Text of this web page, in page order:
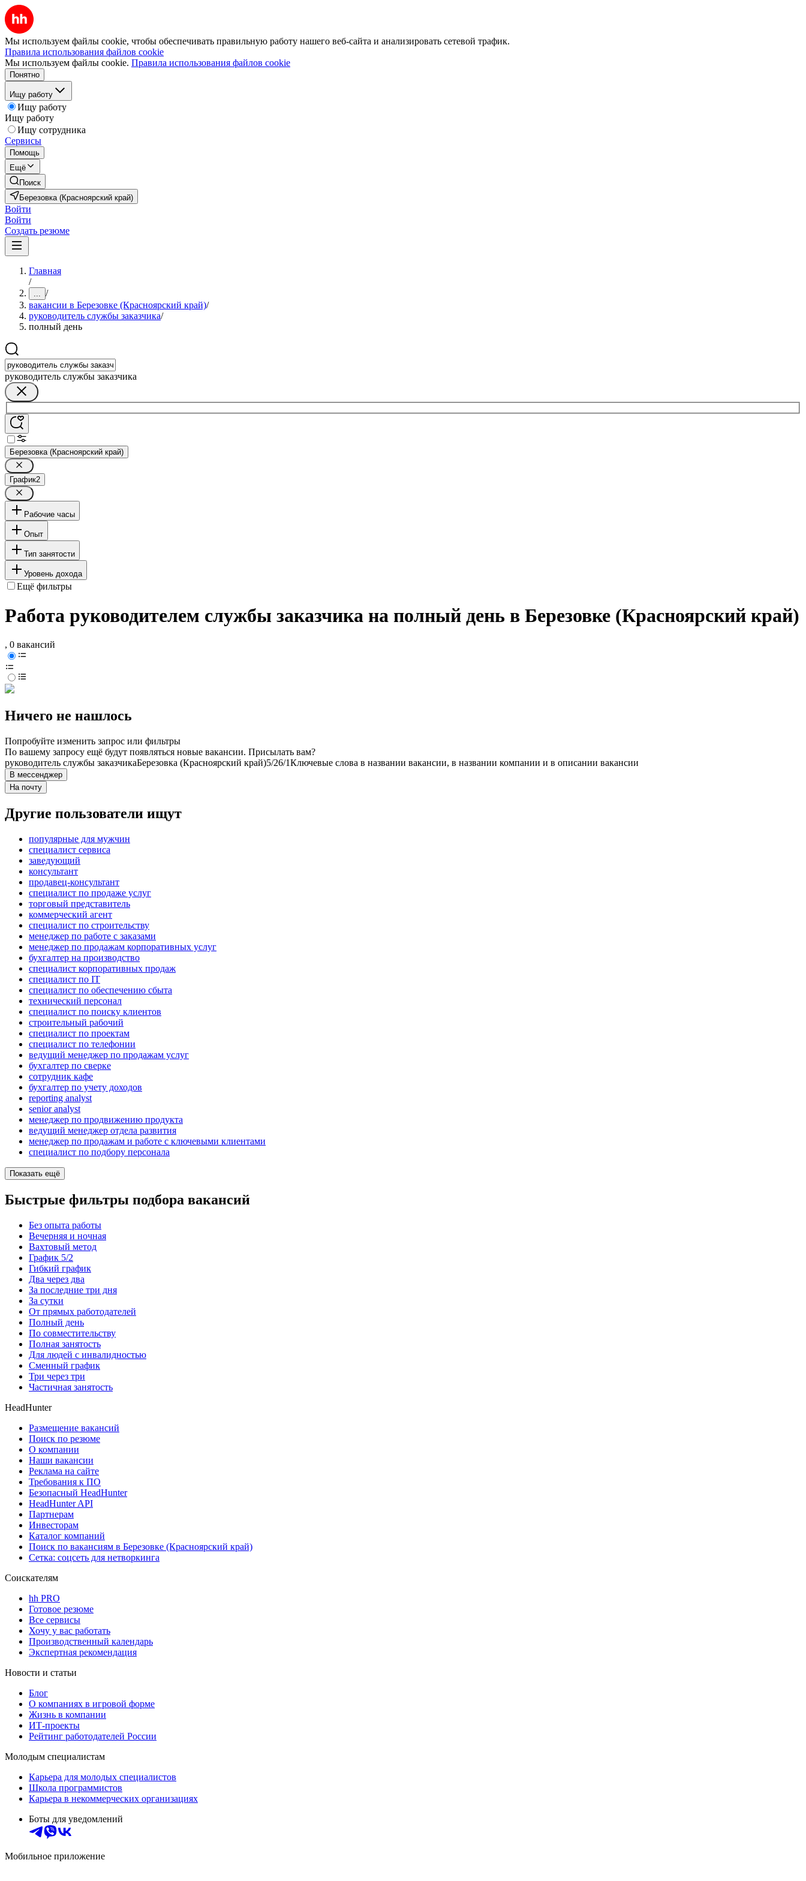
Мы используем файлы cookie, чтобы обеспечивать правильную работу нашего веб-сайта и анализировать сетевой трафик.
Правила использования файлов cookie
Мы используем файлы cookie. Правила использования файлов cookie
Понятно
Ищу работу
Ищу работу
Ищу работу
Ищу сотрудника
Сервисы
Помощь
Ещё
Поиск
Березовка (Красноярский край)
Войти
Войти
Создать резюме
Главная
/
... /
вакансии в Березовке (Красноярский край)/
руководитель службы заказчика/
полный день
руководитель службы заказчика
Березовка (Красноярский край)
График2
Рабочие часы
Опыт
Тип занятости
Уровень дохода
Ещё фильтры
Работа руководителем службы заказчика на полный день в Березовке (Красноярский край)
, 0 вакансий
Ничего не нашлось
Попробуйте изменить запрос или фильтры
По вашему запросу ещё будут появляться новые вакансии. Присылать вам?
руководитель службы заказчикаБерезовка (Красноярский край)5/26/1Ключевые слова в названии вакансии, в названии компании и в описании вакансии
В мессенджер
На почту
Другие пользователи ищут
популярные для мужчин
специалист сервиса
заведующий
консультант
продавец-консультант
специалист по продаже услуг
торговый представитель
коммерческий агент
специалист по строительству
менеджер по работе с заказами
менеджер по продажам корпоративных услуг
бухгалтер на производство
специалист корпоративных продаж
специалист по IT
специалист по обеспечению сбыта
технический персонал
специалист по поиску клиентов
строительный рабочий
специалист по проектам
специалист по телефонии
ведущий менеджер по продажам услуг
бухгалтер по сверке
сотрудник кафе
бухгалтер по учету доходов
reporting analyst
senior analyst
менеджер по продвижению продукта
ведущий менеджер отдела развития
менеджер по продажам и работе с ключевыми клиентами
специалист по подбору персонала
Показать ещё
Быстрые фильтры подбора вакансий
Без опыта работы
Вечерняя и ночная
Вахтовый метод
График 5/2
Гибкий график
Два через два
За последние три дня
За сутки
От прямых работодателей
Полный день
По совместительству
Полная занятость
Для людей с инвалидностью
Сменный график
Три через три
Частичная занятость
HeadHunter
Размещение вакансий
Поиск по резюме
О компании
Наши вакансии
Реклама на сайте
Требования к ПО
Безопасный HeadHunter
HeadHunter API
Партнерам
Инвесторам
Каталог компаний
Поиск по вакансиям в Березовке (Красноярский край)
Сетка: соцсеть для нетворкинга
Соискателям
hh PRO
Готовое резюме
Все сервисы
Хочу у вас работать
Производственный календарь
Экспертная рекомендация
Новости и статьи
Блог
О компаниях в игровой форме
Жизнь в компании
ИТ-проекты
Рейтинг работодателей России
Молодым специалистам
Карьера для молодых специалистов
Школа программистов
Карьера в некоммерческих организациях
Боты для уведомлений
Мобильное приложение